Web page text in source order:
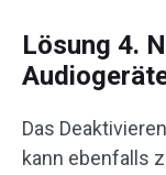
Lösung 4.
Das
kann ebenfalls